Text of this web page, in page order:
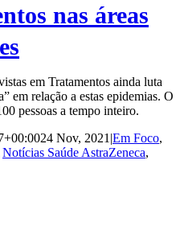
nas áreas
em Tratamentos ainda luta
em relação a estas epidemias. O
pessoas a tempo inteiro.
24 Nov, 2021 |Em Foco,
Notícias Saúde AstraZeneca,